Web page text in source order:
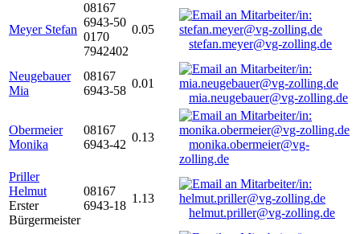
Meyer Stefan
08167
6943-50
0170
7942402
0.05
stefan.meyer@vg-zolling.de
Neugebauer
Mia
08167
6943-58
0.01
mia.neugebauer@vg-zolling.de
Obermeier
Monika
08167
6943-42
0.13
monika.obermeier@vg-
zolling.de
Priller
Helmut
Erster
Bürgermeister
08167
6943-18
1.13
helmut.priller@vg-zolling.de